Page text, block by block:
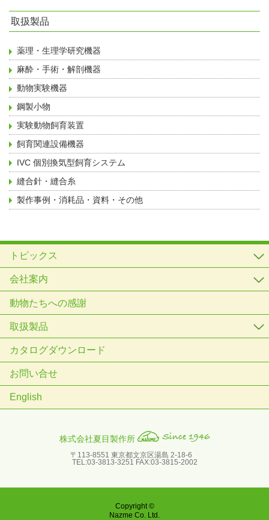
取扱製品
薬理・生理学研究機器
麻酔・手術・解剖機器
動物実験機器
鋼製小物
実験動物飼育装置
飼育関連設備機器
IVC 個別換気型飼育システム
縫合針・縫合糸
製作事例・消耗品・資料・その他
トピックス
会社案内
動物たちへの感謝
取扱製品
カタログダウンロード
お問い合せ
English
株式会社夏目製作所
〒113-8551 東京都文京区湯島 2-18-6
TEL:03-3813-3251 FAX:03-3815-2002
Copyright ©
Nazme Co. Ltd.